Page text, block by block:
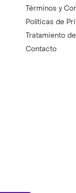
Términos y
Políticas de
Tratamiento
Contacto